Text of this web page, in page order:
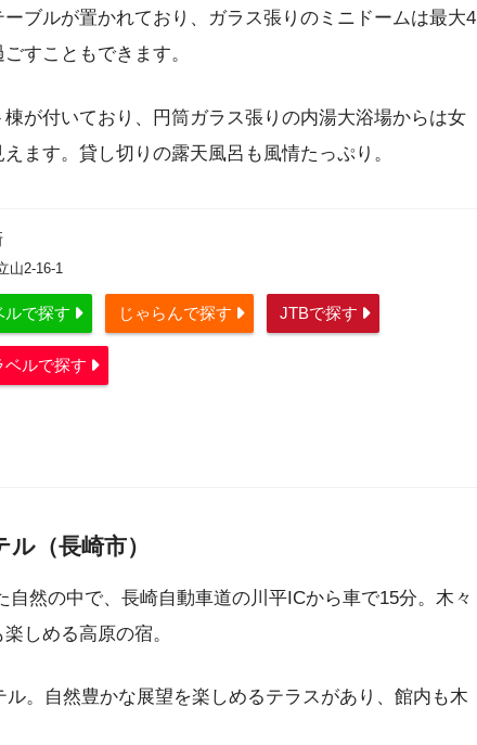
ブルが置かれており、ガラス張りのミニドームは最大4
すこともできます。
が付いており、円筒ガラス張りの内湯大浴場からは女
ます。貸し切りの露天風呂も風情たっぷり。
山2-16-1
ルで探す じゃらんで探す JTBで探す
ベルで探す
（長崎市）
然の中で、長崎自動車道の川平ICから車で15分。木々
しめる高原の宿。
。自然豊かな展望を楽しめるテラスがあり、館内も木